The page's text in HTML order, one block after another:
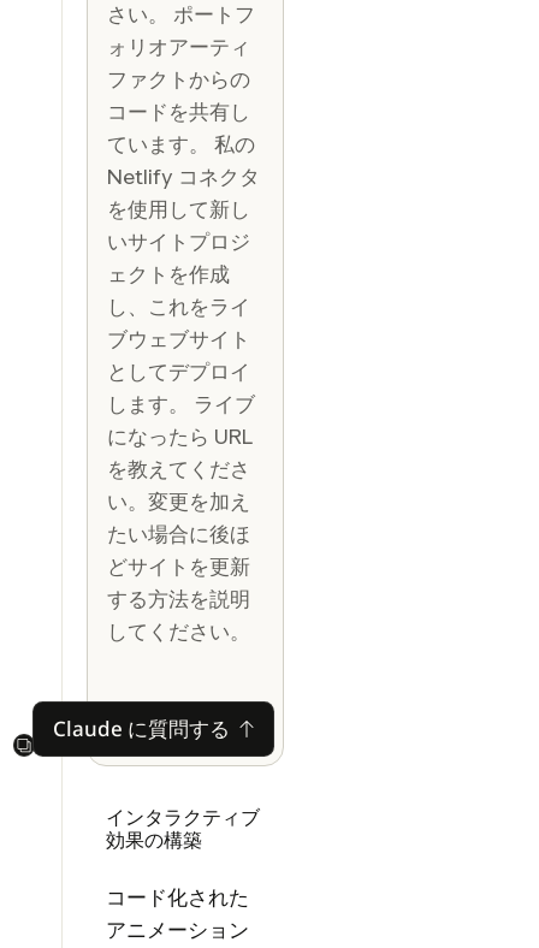
さい。 ポートフ
ォリオアーティ
ファクトからの
コードを共有し
ています。 私の
Netlify コネクタ
を使用して新し
いサイトプロジ
ェクトを作成
し、これをライ
ブウェブサイト
としてデプロイ
します。 ライブ
になったら URL
を教えてくださ
い。変更を加え
たい場合に後ほ
どサイトを更新
する方法を説明
してください。
Next
Claude に質問する
Claude に質問する
インタラクティブ
効果の構築
コード化された
アニメーション